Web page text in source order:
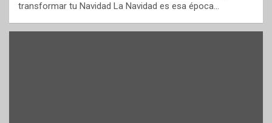
transformar tu Navidad La Navidad es esa época…